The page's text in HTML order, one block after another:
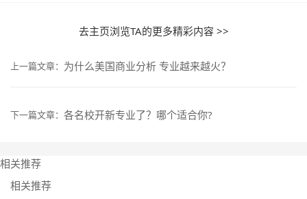
去主页浏览TA的更多精彩内容 >>
上一篇文章： 为什么美国商业分析 专业越来越火？
下一篇文章： 各名校开新专业了？哪个适合你?
相关推荐
相关推荐